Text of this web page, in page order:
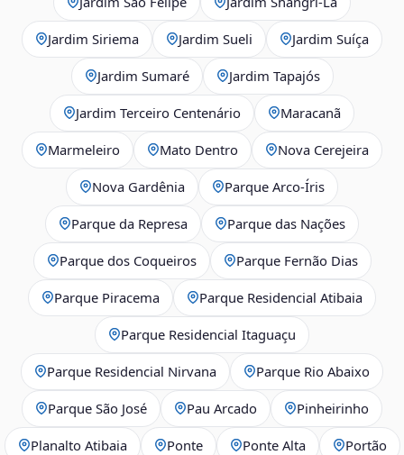
Jardim Siriema Jardim Sueli Jardim Suíça
Jardim Sumaré Jardim Tapajós
Jardim Terceiro Centenário Maracanã
Marmeleiro Mato Dentro Nova Cerejeira
Nova Gardênia Parque Arco-Íris
Parque da Represa Parque das Nações
Parque dos Coqueiros Parque Fernão Dias
Parque Piracema Parque Residencial Atibaia
Parque Residencial Itaguaçu
Parque Residencial Nirvana Parque Rio Abaixo
Parque São José Pau Arcado Pinheirinho
Planalto Atibaia Ponte Ponte Alta Portão